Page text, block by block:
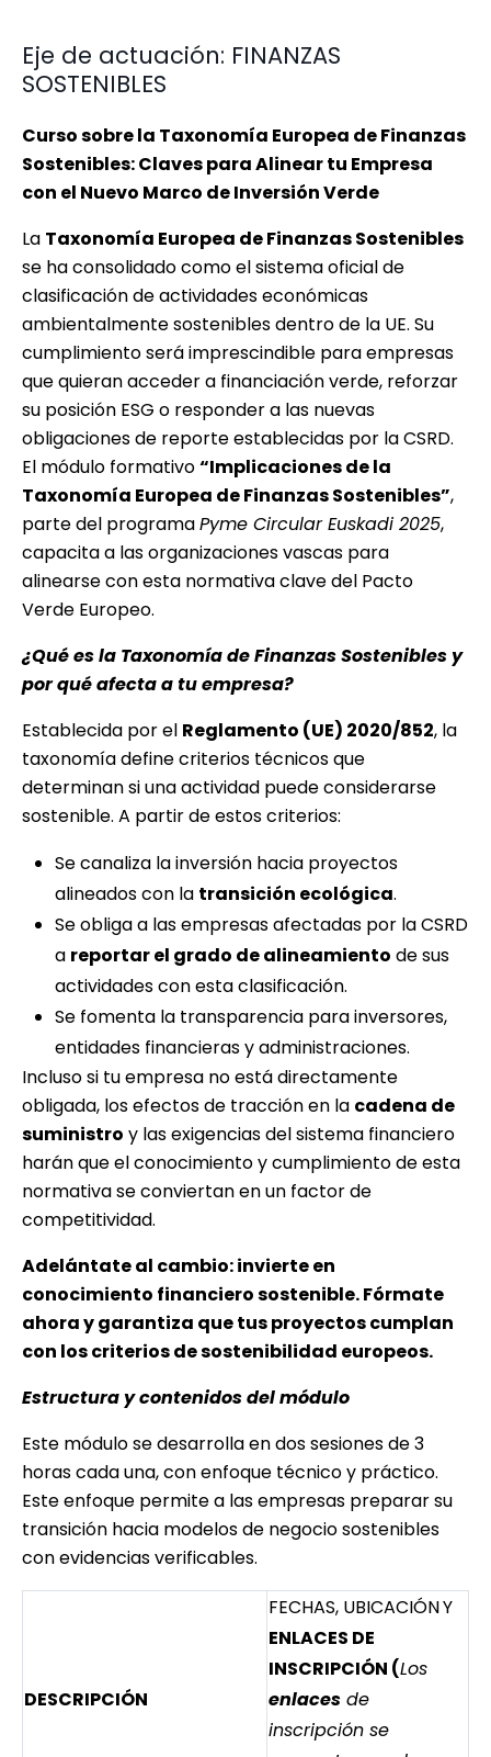
Eje de actuación: FINANZAS
SOSTENIBLES
Curso sobre la Taxonomía Europea de Finanzas
Sostenibles: Claves para Alinear tu Empresa
con el Nuevo Marco de Inversión Verde
La Taxonomía Europea de Finanzas Sostenibles
se ha consolidado como el sistema oficial de
clasificación de actividades económicas
ambientalmente sostenibles dentro de la UE. Su
cumplimiento será imprescindible para empresas
que quieran acceder a financiación verde, reforzar
su posición ESG o responder a las nuevas
obligaciones de reporte establecidas por la CSRD.
El módulo formativo“Implicaciones de la
Taxonomía Europea de Finanzas Sostenibles”,
parte del programaPyme Circular Euskadi 2025,
capacita a las organizaciones vascas para
alinearse con esta normativa clave del Pacto
Verde Europeo.
¿Qué es la Taxonomía de Finanzas Sostenibles y
por qué afecta a tu empresa?
Establecida por el Reglamento (UE) 2020/852, la
taxonomía define criterios técnicos que
determinan si una actividad puede considerarse
sostenible. A partir de estos criterios:
Se canaliza la inversión hacia proyectos
alineados con la transición ecológica.
Se obliga a las empresas afectadas por la CSRD
a reportar el grado de alineamiento de sus
actividades con esta clasificación.
Se fomenta la transparencia para inversores,
entidades financieras y administraciones.
Incluso si tu empresa no está directamente
obligada, los efectos de tracción en la cadena de
suministro y las exigencias del sistema financiero
harán que el conocimiento y cumplimiento de esta
normativa se conviertan en un factor de
competitividad.
Adelántate al cambio: invierte en
conocimiento financiero sostenible. Fórmate
ahora y garantiza que tus proyectos cumplan
con los criterios de sostenibilidad europeos.
Estructura y contenidos del módulo
Este módulo se desarrolla en dos sesiones de 3
horas cada una, con enfoque técnico y práctico.
Este enfoque permite a las empresas preparar su
transición hacia modelos de negocio sostenibles
con evidencias verificables.
DESCRIPCIÓN
FECHAS, UBICACIÓNY
ENLACES DE
INSCRIPCIÓN (Los
enlaces de
inscripción se